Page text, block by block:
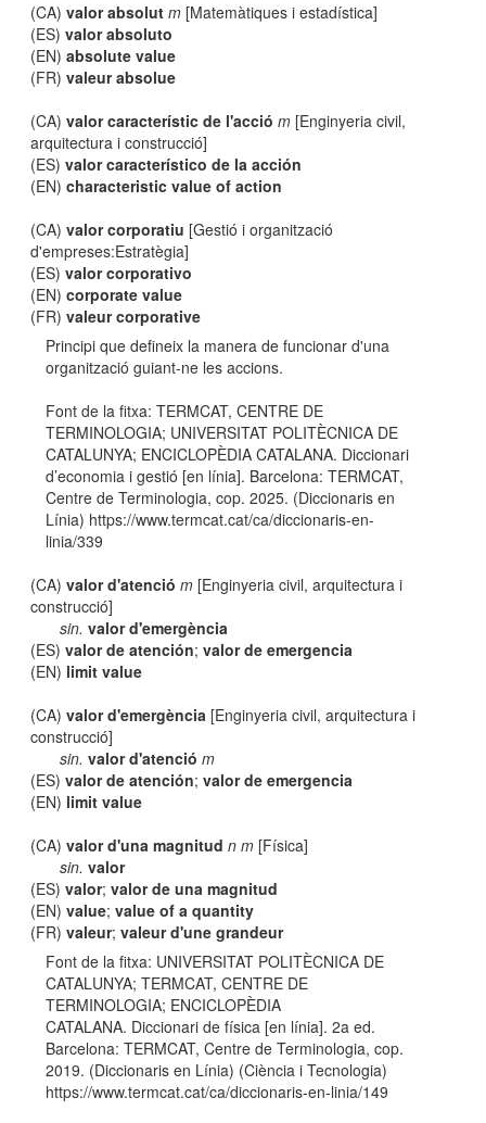
(CA)valor absolut m [Matemàtiques i estadística]
(ES)valor absoluto
(EN)absolute value
(FR)valeur absolue
(CA)valor característic de l'acció m [Enginyeria civil,
arquitectura i construcció]
(ES)valor característico de la acción
(EN)characteristic value of action
(CA)valor corporatiu [Gestió i organització
d'empreses:Estratègia]
(ES)valor corporativo
(EN)corporate value
(FR)valeur corporative
Principi que defineix la manera de funcionar d'una
organització guiant-ne les accions.
Font de la fitxa: TERMCAT, CENTRE DE
TERMINOLOGIA; UNIVERSITAT POLITÈCNICA DE
CATALUNYA; ENCICLOPÈDIA CATALANA. Diccionari
d’economia i gestió [en línia]. Barcelona: TERMCAT,
Centre de Terminologia, cop. 2025. (Diccionaris en
Línia) https://www.termcat.cat/ca/diccionaris-en-
linia/339
(CA)valor d'atenció m [Enginyeria civil, arquitectura i
construcció]
sin. valor d'emergència
(ES)valor de atención;valor de emergencia
(EN) limit value
(CA)valor d'emergència [Enginyeria civil, arquitectura i
construcció]
sin. valor d'atenció m
(ES)valor de atención;valor de emergencia
(EN) limit value
(CA)valor d'una magnitud n m [Física]
sin. valor
(ES)valor;valor de una magnitud
(EN)value;value of a quantity
(FR)valeur;valeur d'une grandeur
Font de la fitxa: UNIVERSITAT POLITÈCNICA DE
CATALUNYA; TERMCAT, CENTRE DE
TERMINOLOGIA; ENCICLOPÈDIA
CATALANA. Diccionari de física [en línia]. 2a ed.
Barcelona: TERMCAT, Centre de Terminologia, cop.
2019. (Diccionaris en Línia) (Ciència i Tecnologia)
https://www.termcat.cat/ca/diccionaris-en-linia/149